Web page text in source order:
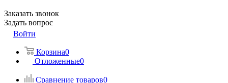
Заказать звонок
Задать вопрос
Войти
Корзина0
Отложенные0
Сравнение товаров0